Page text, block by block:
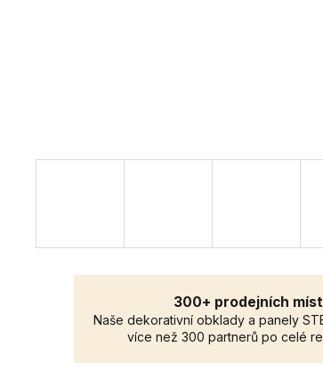
300+ prodejních míst
Naše dekorativní obklady a panely
více než 300 partnerů po celé